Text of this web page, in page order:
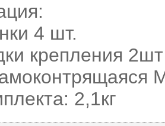
4 шт.
крепления
2,1кг